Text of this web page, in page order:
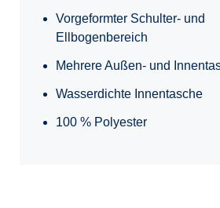
Vorgeformter Schulter- und
Ellbogenbereich
Mehrere Außen- und
Wasserdichte Innentasche
100 % Polyester